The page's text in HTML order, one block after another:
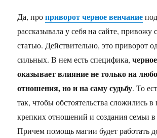
Да, проприворот черное венчание
рассказывала у себя на сайте, привожу
статью. Действительно, это приворот
сильных. В нем есть специфика,
оказывает влияние не только на
отношения, но и на саму судьбу. То
так, чтобы обстоятельства сложились в
крепких отношений и создания семьи в
Причем помощь магии будет работать